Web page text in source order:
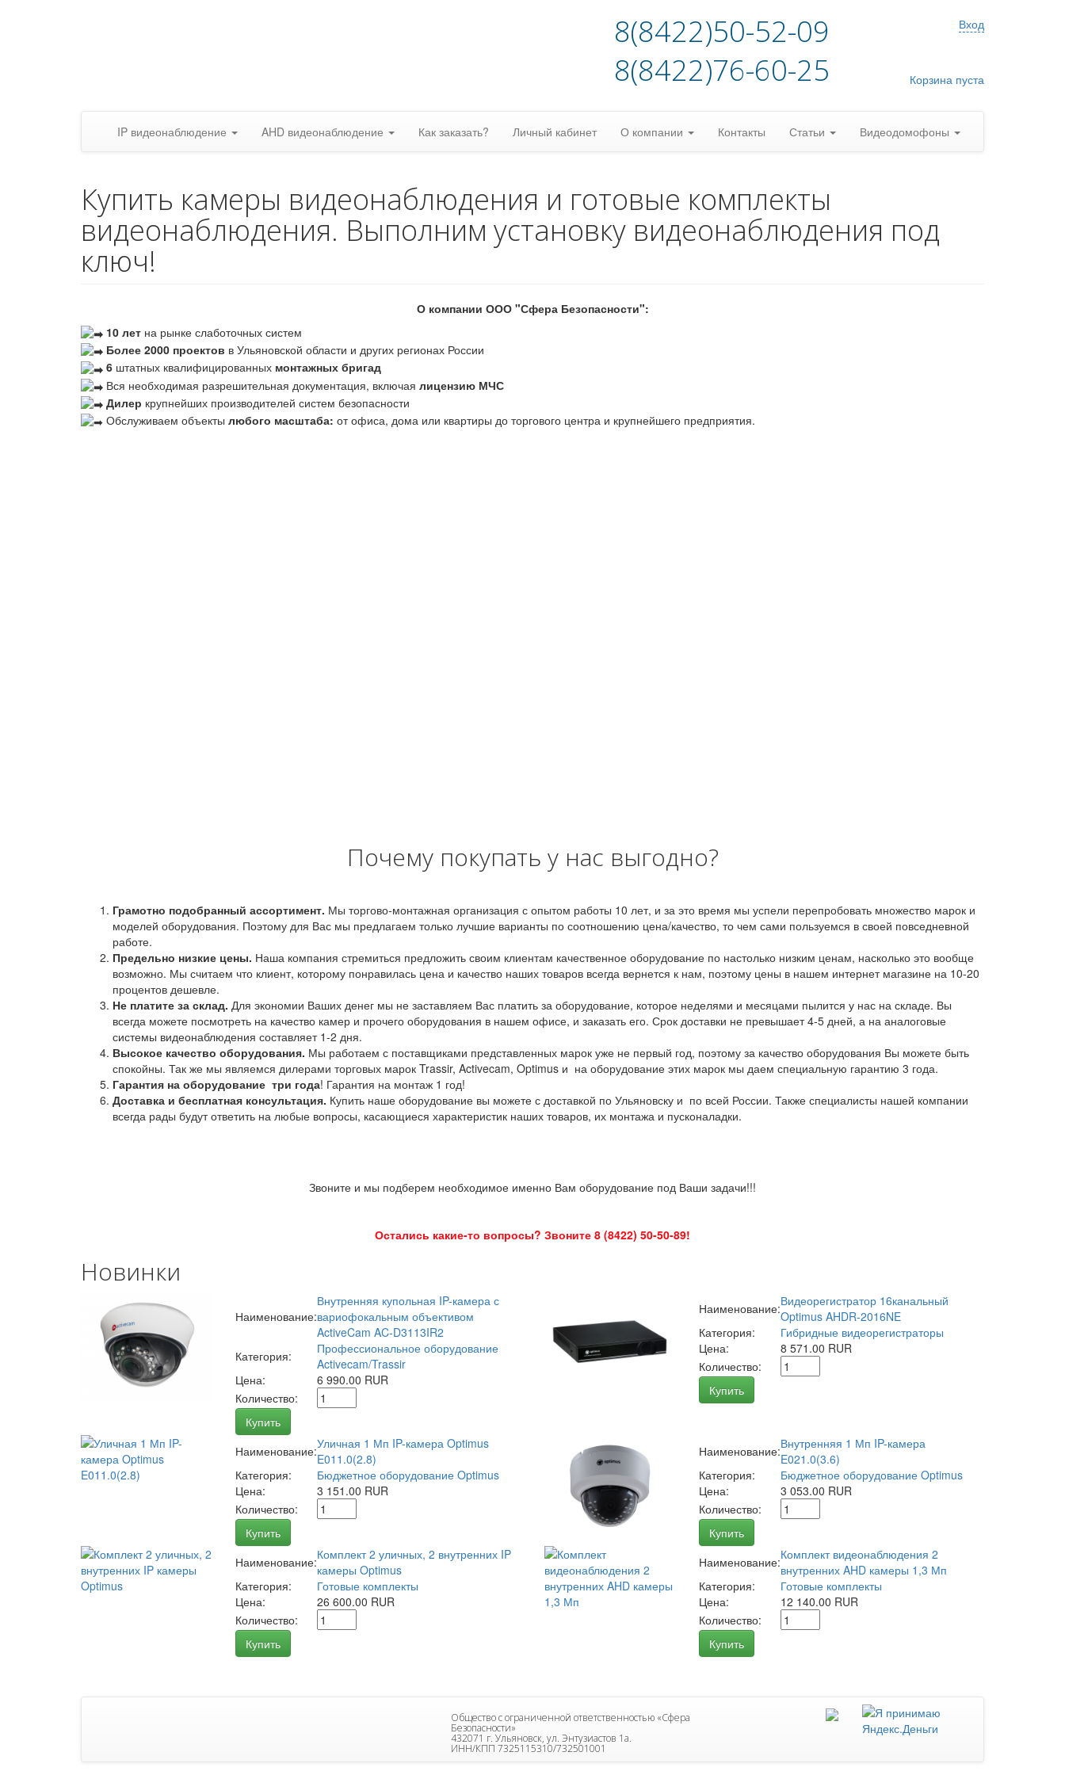
8(8422)50-52-09
8(8422)76-60-25
Вход
Корзина пуста
IP видеонаблюдение AHD видеонаблюдение Как заказать? Личный кабинет О компании Контакты Статьи Видеодомофоны
Купить камеры видеонаблюдения и готовые комплекты
видеонаблюдения. Выполним установку видеонаблюдения под
ключ!
О компании ООО "Сфера Безопасности":
10 лет на рынке слаботочных систем
Более 2000 проектов в Ульяновской области и других регионах России
6 штатных квалифицированных монтажных бригад
Вся необходимая разрешительная документация, включая лицензию МЧС
Дилер крупнейших производителей систем безопасности
Обслуживаем объекты любого масштаба: от офиса, дома или квартиры до торгового центра и крупнейшего предприятия.
Почему покупать у нас выгодно?
Грамотно подобранный ассортимент. Мы торгово-монтажная организация с опытом работы 10 лет, и за это время мы успели перепробовать множество марок и
моделей оборудования. Поэтому для Вас мы предлагаем только лучшие варианты по соотношению цена/качество, то чем сами пользуемся в своей повседневной
работе.
Предельно низкие цены. Наша компания стремиться предложить своим клиентам качественное оборудование по настолько низким ценам, насколько это вообще
возможно. Мы считаем что клиент, которому понравилась цена и качество наших товаров всегда вернется к нам, поэтому цены в нашем интернет магазине на 10-20
процентов дешевле.
Не платите за склад. Для экономии Ваших денег мы не заставляем Вас платить за оборудование, которое неделями и месяцами пылится у нас на складе. Вы
всегда можете посмотреть на качество камер и прочего оборудования в нашем офисе, и заказать его. Срок доставки не превышает 4-5 дней, а на аналоговые
системы видеонаблюдения составляет 1-2 дня.
Высокое качество оборудования. Мы работаем с поставщиками представленных марок уже не первый год, поэтому за качество оборудования Вы можете быть
спокойны. Так же мы являемся дилерами торговых марок Trassir, Activecam, Optimus и на оборудование этих марок мы даем специальную гарантию 3 года.
Гарантия на оборудование три года! Гарантия на монтаж 1 год!
Доставка и бесплатная консультация. Купить наше оборудование вы можете с доставкой по Ульяновску и по всей России. Также специалисты нашей компании
всегда рады будут ответить на любые вопросы, касающиеся характеристик наших товаров, их монтажа и пусконаладки.
Звоните и мы подберем необходимое именно Вам оборудование под Ваши задачи!!!
Остались какие-то вопросы? Звоните 8 (8422) 50-50-89!
Новинки
Наименование:
Внутренняя купольная IP-камера с
вариофокальным объективом
ActiveCam AC-D3113IR2
Категория:
Профессиональное оборудование
Activecam/Trassir
Цена:
6 990.00 RUR
Количество:
Купить
Наименование:Видеорегистратор 16канальный
Optimus AHDR-2016NE
Категория:
Гибридные видеорегистраторы
Цена:
8 571.00 RUR
Количество:
Купить
Наименование:Уличная 1 Мп IP-камера Optimus
E011.0(2.8)
Категория:
Бюджетное оборудование Optimus
Цена:
3 151.00 RUR
Количество:
Купить
Наименование:Внутренняя 1 Мп IP-камера
E021.0(3.6)
Категория:
Бюджетное оборудование Optimus
Цена:
3 053.00 RUR
Количество:
Купить
Наименование:Комплект 2 уличных, 2 внутренних IP
камеры Optimus
Категория:
Готовые комплекты
Цена:
26 600.00 RUR
Количество:
Купить
Наименование:Комплект видеонаблюдения 2
внутренних AHD камеры 1,3 Мп
Категория:
Готовые комплекты
Цена:
12 140.00 RUR
Количество:
Купить
Общество с ограниченной ответственностью «Сфера
Безопасности»
432071 г. Ульяновск, ул. Энтузиастов 1а.
ИНН/КПП 7325115310/732501001